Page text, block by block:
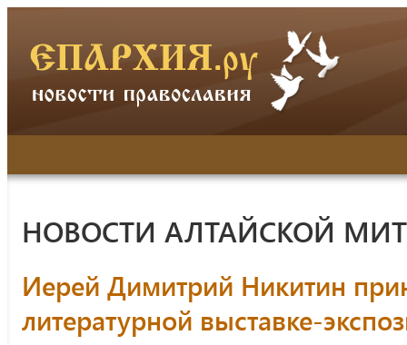
НОВОСТИ АЛТАЙСКОЙ
Иерей Димитрий Никитин
литературной выставке-